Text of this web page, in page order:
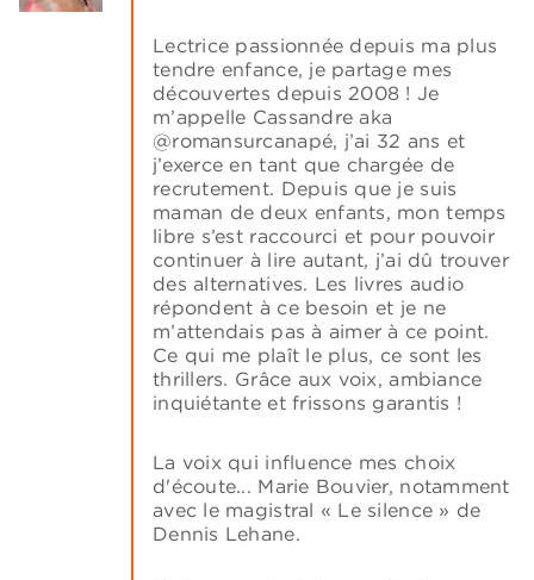
Lectrice passionnée depuis ma plus
tendre enfance, je partage mes
découvertes depuis 2008 ! Je
m’appelle Cassandre aka
@romansurcanapé, j’ai 32 ans et
j’exerce en tant que chargée de
recrutement. Depuis que je suis
maman de deux enfants, mon temps
libre s’est raccourci et pour pouvoir
continuer à lire autant, j’ai dû trouver
des alternatives. Les livres audio
répondent à ce besoin et je ne
m’attendais pas à aimer à ce point.
Ce qui me plaît le plus, ce sont les
thrillers. Grâce aux voix, ambiance
inquiétante et frissons garantis !
La voix qui influence mes choix
d'écoute... Marie Bouvier, notamment
avec le magistral « Le silence » de
Dennis Lehane.